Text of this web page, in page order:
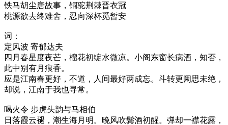
铁马胡尘唐故事，铜驼荆棘晋衣冠
桃源欲去终难舍，忍向深杯觅暂安
词：
定风波 寄郁达夫
四月春星度夜芒，榴花初绽水微凉。小阁东窗长病酒，知否，
此中别有月痕香。
应是江南春更好，不道，人间最好两成忘。斗转更阑思未绝，
却说，江南于我也寻常。
喝火令 步虎头韵与马相伯
日落霞云褪，潮生海月明。晚风吹鬓酒初醒。弹却一襟花露，